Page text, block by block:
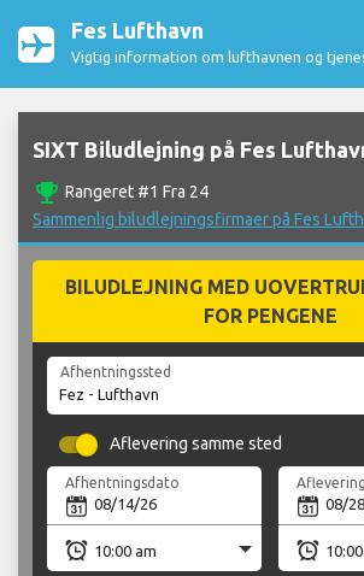
Fes Lufthavn
Vigtig information om lufthavnen og
SIXT Biludlejning på Fes
emoji_events Rangeret #1 Fra 24
Sammenlig biludlejningsfirmaer på Fes
BILUDLEJNING MED
FOR PENGENE
Afhentningssted
Aflevering samme sted
Afhentningsdato